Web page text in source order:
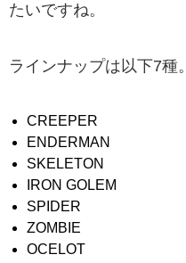
たいですね。
ラインナップは以下7種。
CREEPER
ENDERMAN
SKELETON
IRON GOLEM
SPIDER
ZOMBIE
OCELOT